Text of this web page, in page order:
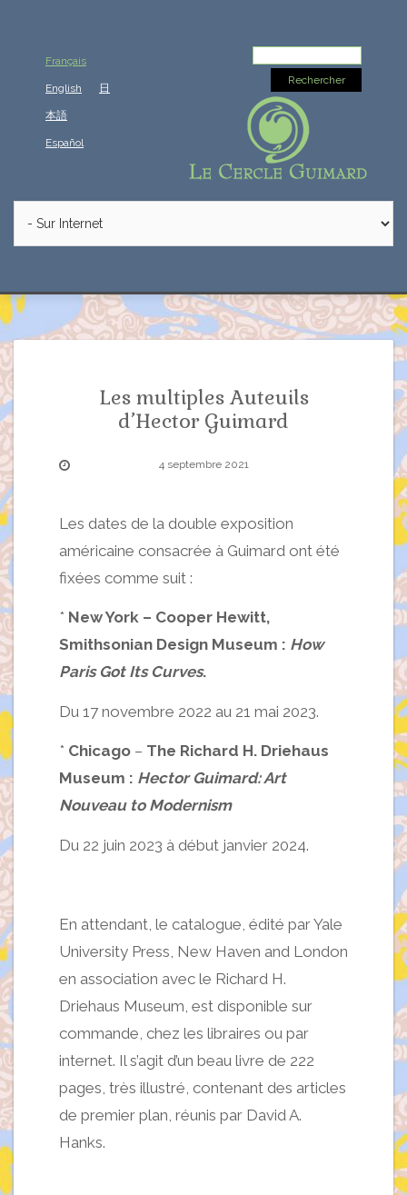
Français
English 日
本語
Español
Les multiples Auteuils
d’Hector Guimard
4 septembre 2021
Les dates de la double exposition
américaine consacrée à Guimard ont été
fixées comme suit :
* New York – Cooper Hewitt,
Smithsonian Design Museum : How
Paris Got Its Curves.
Du 17 novembre 2022 au 21 mai 2023.
* Chicago – The Richard H. Driehaus
Museum : Hector Guimard: Art
Nouveau to Modernism
Du 22 juin 2023 à début janvier 2024.
En attendant, le catalogue, édité par Yale
University Press, New Haven and London
en association avec le Richard H.
Driehaus Museum, est disponible sur
commande, chez les libraires ou par
internet. Il s’agit d’un beau livre de 222
pages, très illustré, contenant des articles
de premier plan, réunis par David A.
Hanks.